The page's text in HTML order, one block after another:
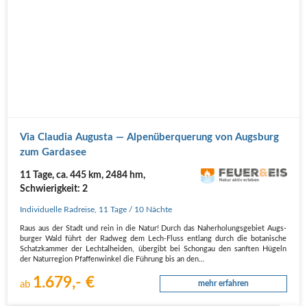
Via Clau­dia Augus­ta — Alpen­über­que­rung von Augs­burg
zum Gardasee
11 Tage, ca. 445 km, 2484 hm,
Schwierigkeit: 2
Individuelle Radreise 11 Tage / 10 Nächte
Raus aus der Stadt und rein in die Natur! Durch das Nah­erho­lungs­ge­biet Augs­
bur­ger Wald führt der Rad­weg dem Lech-Fluss ent­lang durch die bota­ni­sche
Schatz­kam­mer der Lech­t­al­hei­den, über­gibt bei Schon­gau den sanf­ten Hügeln
der Natur­re­gi­on Pfaf­fen­win­kel die Füh­rung bis an den…
ab 1.679,- € mehr erfahren